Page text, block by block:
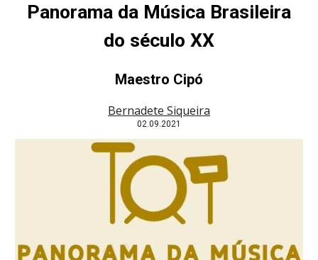
Panorama da Música Brasileira
do século XX
Maestro Cipó
Bernadete Siqueira
02.09.2021